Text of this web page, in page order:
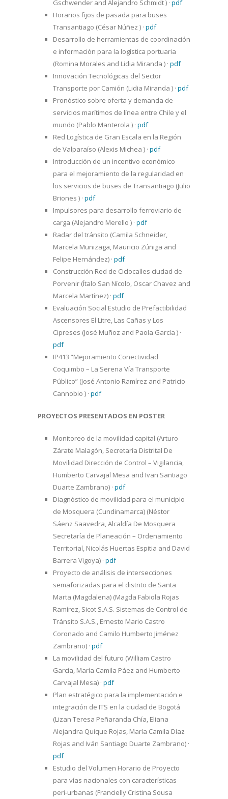
Gschwender and Alejandro Schmidt ) · pdf
Horarios fijos de pasada para buses
Transantiago (César Núñez ) · pdf
Desarrollo de herramientas de coordinación
e información para la logística portuaria
(Romina Morales and Lidia Miranda ) · pdf
Innovación Tecnológicas del Sector
Transporte por Camión (Lidia Miranda ) · pdf
Pronóstico sobre oferta y demanda de
servicios marítimos de línea entre Chile y el
mundo (Pablo Manterola ) · pdf
Red Logística de Gran Escala en la Región
de Valparaíso (Alexis Michea ) · pdf
Introducción de un incentivo económico
para el mejoramiento de la regularidad en
los servicios de buses de Transantiago (Julio
Briones ) · pdf
Impulsores para desarrollo ferroviario de
carga (Alejandro Merello ) · pdf
Radar del tránsito (Camila Schneider,
Marcela Munizaga, Mauricio Zúñiga and
Felipe Hernández) · pdf
Construcción Red de Ciclocalles ciudad de
Porvenir (Ítalo San Nícolo, Oscar Chavez and
Marcela Martínez) · pdf
Evaluación Social Estudio de Prefactibilidad
Ascensores El Litre, Las Cañas y Los
Cipreses (José Muñoz and Paola García ) ·
pdf
IP413 “Mejoramiento Conectividad
Coquimbo – La Serena Vía Transporte
Público” (José Antonio Ramírez and Patricio
Cannobio ) · pdf
PROYECTOS PRESENTADOS EN POSTER
Monitoreo de la movilidad capital (Arturo
Zárate Malagón, Secretaría Distrital De
Movilidad Dirección de Control – Vigilancia,
Humberto Carvajal Mesa and Ivan Santiago
Duarte Zambrano) · pdf
Diagnóstico de movilidad para el municipio
de Mosquera (Cundinamarca) (Néstor
Sáenz Saavedra, Alcaldía De Mosquera
Secretaría de Planeación – Ordenamiento
Territorial, Nicolás Huertas Espitia and David
Barrera Vigoya) · pdf
Proyecto de análisis de intersecciones
semaforizadas para el distrito de Santa
Marta (Magdalena) (Magda Fabiola Rojas
Ramírez, Sicot S.A.S. Sistemas de Control de
Tránsito S.A.S., Ernesto Mario Castro
Coronado and Camilo Humberto Jiménez
Zambrano) · pdf
La movilidad del futuro (William Castro
García, María Camila Páez and Humberto
Carvajal Mesa) · pdf
Plan estratégico para la implementación e
integración de ITS en la ciudad de Bogotá
(Lizan Teresa Peñaranda Chía, Eliana
Alejandra Quique Rojas, María Camila Díaz
Rojas and Iván Santiago Duarte Zambrano) ·
pdf
Estudio del Volumen Horario de Proyecto
para vías nacionales con características
peri-urbanas (Francielly Cristina Sousa